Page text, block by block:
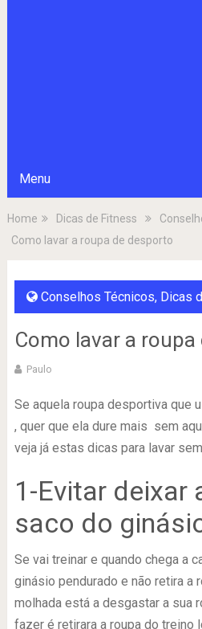
Menu
Home Dicas de Fitness
Como lavar a roupa de desporto
Conselhos Técnicos, Dicas
Como lavar a
Paulo
Se aquela roupa desportiva que
, quer que ela dure mais sem
veja já estas dicas para lavar
1-Evitar deixar
saco do
Se vai treinar e quando chega a
ginásio pendurado e não retira a
molhada está a desgastar a sua
fazer é retirara a roupa do treino